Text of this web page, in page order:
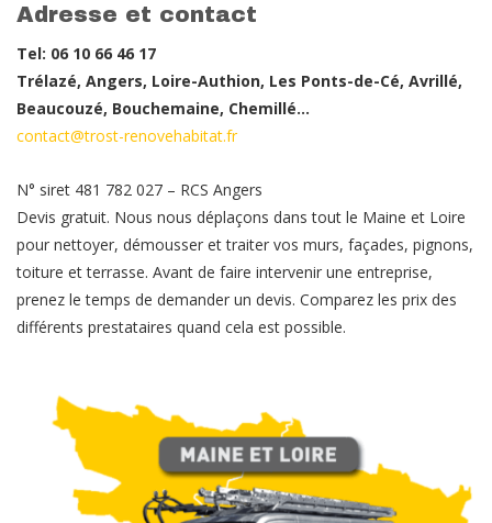
Adresse et contact
Tel: 06 10 66 46 17
Trélazé, Angers, Loire-Authion, Les Ponts-de-Cé, Avrillé,
Beaucouzé, Bouchemaine, Chemillé…
contact@trost-renovehabitat.fr
N° siret 481 782 027 – RCS Angers
Devis gratuit. Nous nous déplaçons dans tout le Maine et Loire
pour nettoyer, démousser et traiter vos murs, façades, pignons,
toiture et terrasse. Avant de faire intervenir une entreprise,
prenez le temps de demander un devis. Comparez les prix des
différents prestataires quand cela est possible.